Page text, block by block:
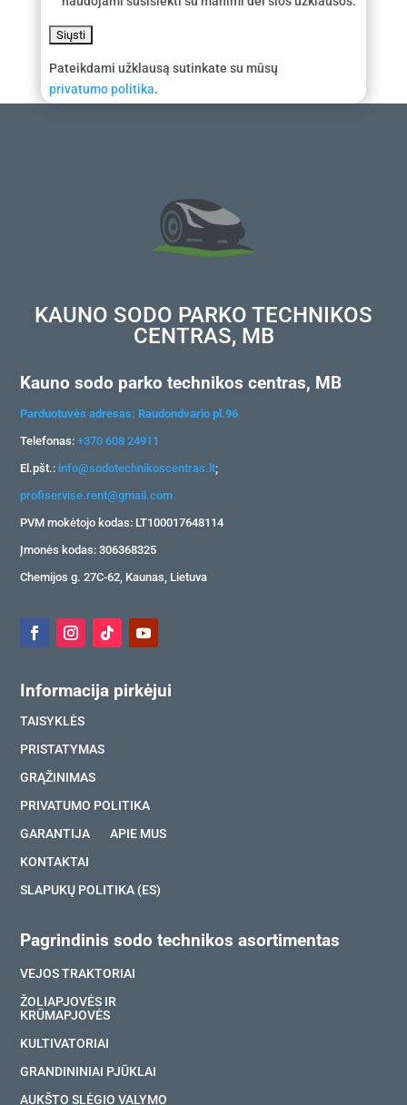
Pateikdami užklausą sutinkate su mūsų
privatumo politika.
KAUNO SODO PARKO TECHNIKOS
CENTRAS, MB
Kauno sodo parko technikos centras, MB
Parduotuvės adresas: Raudondvario pl.96
Telefonas:+370 608 24911
El.pšt.: info@sodotechnikoscentras.lt;
profiservise.rent@gmail.com
PVM mokėtojo kodas: LT100017648114
Įmonės kodas: 306368325
Chemijos g. 27C-62, Kaunas, Lietuva
Informacija pirkėjui
TAISYKLĖS
PRISTATYMAS
GRĄŽINIMAS
PRIVATUMO POLITIKA
GARANTIJA
APIE MUS
KONTAKTAI
SLAPUKŲ POLITIKA (ES)
Pagrindinis sodo technikos asortimentas
VEJOS TRAKTORIAI
ŽOLIAPJOVĖS IR
KRŪMAPJOVĖS
KULTIVATORIAI
GRANDININIAI PJŪKLAI
AUKŠTO SLĖGIO VALYMO